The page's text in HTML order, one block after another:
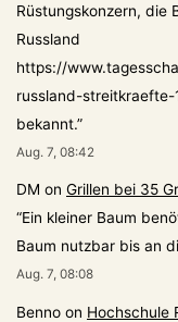
Rüstungskonzern, die
Russland
https://
russland-streitkraefte-
bekannt.”
Aug. 7, 08:42
DM on Grillen bei 35
“Ein kleiner Baum
Baum nutzbar bis an
Aug. 7, 08:08
Benno on Hochschule